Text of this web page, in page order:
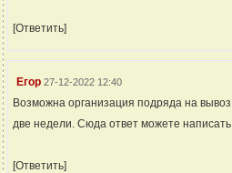
[Ответить]
Егор 27-12-2022 12:40
Возможна организация подряда на
две недели. Сюда ответ можете
[Ответить]